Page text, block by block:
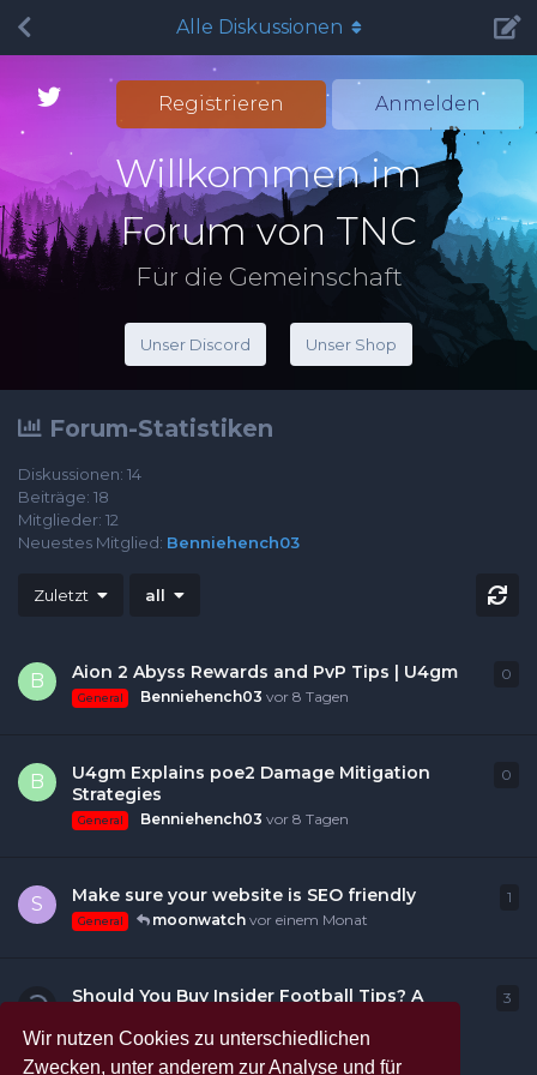
Wir nutzen Cookies zu unterschiedlichen
Zwecken, unter anderem zur Analyse und für
Registrieren Anmelden
Willkommen im
Forum von TNC
Für die Gemeinschaft
Unser Discord Unser Shop
Alle Diskussionen
Forum-Statistiken
Diskussionen: 14
Beiträge: 18
Mitglieder: 12
Neuestes Mitglied: Benniehench03
Zuletzt all
B Aion 2 Abyss Rewards and PvP Tips | U4gm
General Benniehench03 vor 8 Tagen
0
B
U4gm Explains poe2 Damage Mitigation
Strategies
General Benniehench03 vor 8 Tagen
0
S Make sure your website is SEO friendly
General moonwatch vor einem Monat
1
Should You Buy Insider Football Tips? A
General moonwatch vor einem Monat
3